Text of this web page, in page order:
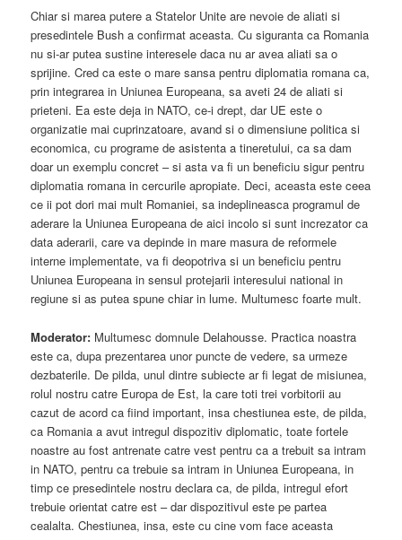
Chiar si marea putere a Statelor Unite are nevoie de aliati si
presedintele Bush a confirmat aceasta. Cu siguranta ca Romania
nu si-ar putea sustine interesele daca nu ar avea aliati sa o
sprijine. Cred ca este o mare sansa pentru diplomatia romana ca,
prin integrarea in Uniunea Europeana, sa aveti 24 de aliati si
prieteni. Ea este deja in NATO, ce-i drept, dar UE este o
organizatie mai cuprinzatoare, avand si o dimensiune politica si
economica, cu programe de asistenta a tineretului, ca sa dam
doar un exemplu concret – si asta va fi un beneficiu sigur pentru
diplomatia romana in cercurile apropiate. Deci, aceasta este ceea
ce ii pot dori mai mult Romaniei, sa indeplineasca programul de
aderare la Uniunea Europeana de aici incolo si sunt increzator ca
data aderarii, care va depinde in mare masura de reformele
interne implementate, va fi deopotriva si un beneficiu pentru
Uniunea Europeana in sensul protejarii interesului national in
regiune si as putea spune chiar in lume. Multumesc foarte mult.
Moderator: Multumesc domnule Delahousse. Practica noastra
este ca, dupa prezentarea unor puncte de vedere, sa urmeze
dezbaterile. De pilda, unul dintre subiecte ar fi legat de misiunea,
rolul nostru catre Europa de Est, la care toti trei vorbitorii au
cazut de acord ca fiind important, insa chestiunea este, de pilda,
ca Romania a avut intregul dispozitiv diplomatic, toate fortele
noastre au fost antrenate catre vest pentru ca a trebuit sa intram
in NATO, pentru ca trebuie sa intram in Uniunea Europeana, in
timp ce presedintele nostru declara ca, de pilda, intregul efort
trebuie orientat catre est – dar dispozitivul este pe partea
cealalta. Chestiunea, insa, este cu cine vom face aceasta